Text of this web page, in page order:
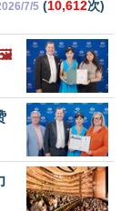
7/5 (10,612次)